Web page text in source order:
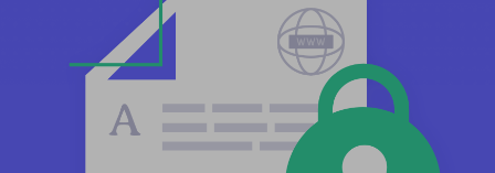
Một đặc vụ ISP lâu dài
Ủy nhiệm trung tâm dữ liệu tĩnh
$0.2
Một đặc vụ ISP lâu dài /GB
Bảo vệ thương hiệu
Giám sát SEO
Chương trình liên kết
Học hỏi
Việt Nam